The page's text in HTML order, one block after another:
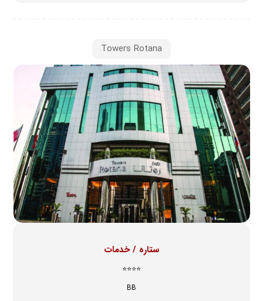
Towers Rotana
ستاره / خدمات
⭐⭐⭐⭐
BB